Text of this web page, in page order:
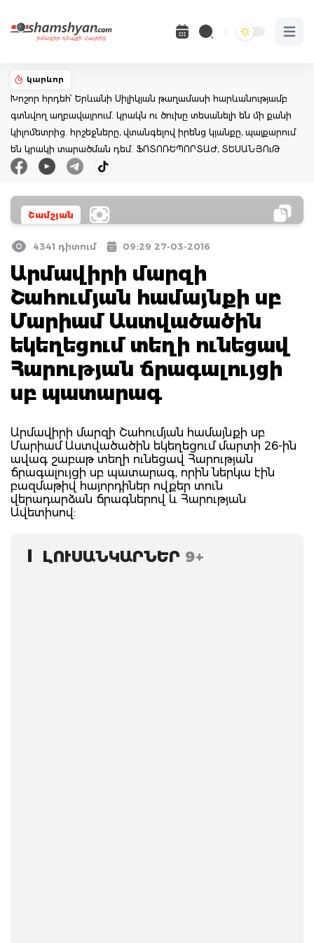
Open
կարևոր
Խոշոր հրդեհ՝ Երևանի Սիլիկյան թաղամասի հարևանությամբ
գտնվող աղբավայրում. կրակն ու ծուխը տեսանելի են մի քանի
կիլոմետրից. հրշեջները, վտանգելով իրենց կյանքը, պայքարում
են կրակի տարածման դեմ. ՖՈՏՈՌԵՊՈՐՏԱԺ, ՏԵՍԱՆՅՈւԹ
Շամշյան
4341 դիտում 09:29 27-03-2016
Արմավիրի մարզի
Շահումյան համայնքի սբ
Մարիամ Աստվածածին
եկեղեցում տեղի ունեցավ
Հարության ճրագալույցի
սբ պատարագ
Արմավիրի մարզի Շահումյան համայնքի սբ
Մարիամ Աստվածածին եկեղեցում մարտի 26-ին
ավագ շաբաթ տեղի ունեցավ Հարության
ճրագալույցի սբ պատարագ, որին ներկա էին
բազմաթիվ հայորդիներ ովքեր տուն
վերադարձան ճրագներով և Հարության
Ավետիսով:
ԼՈՒՍԱՆԿԱՐՆԵՐ 9+